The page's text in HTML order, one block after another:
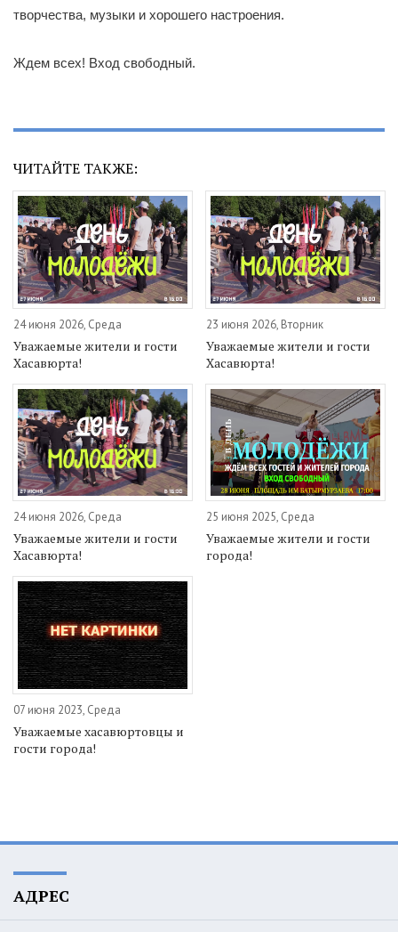
творчества, музыки и хорошего настроения.
Ждем всех! Вход свободный.
ЧИТАЙТЕ ТАКЖЕ:
24 июня 2026, Среда
Уважаемые жители и гости
Хасавюрта!
23 июня 2026, Вторник
Уважаемые жители и гости
Хасавюрта!
24 июня 2026, Среда
Уважаемые жители и гости
Хасавюрта!
25 июня 2025, Среда
Уважаемые жители и гости
города!
07 июня 2023, Среда
Уважаемые хасавюртовцы и
гости города!
АДРЕС